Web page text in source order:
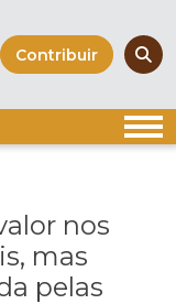
Contribuir
nos
mas
pelas